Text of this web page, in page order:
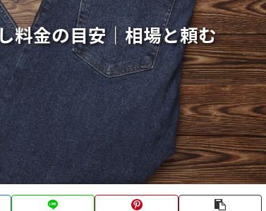
料金の目安｜相場と頼む